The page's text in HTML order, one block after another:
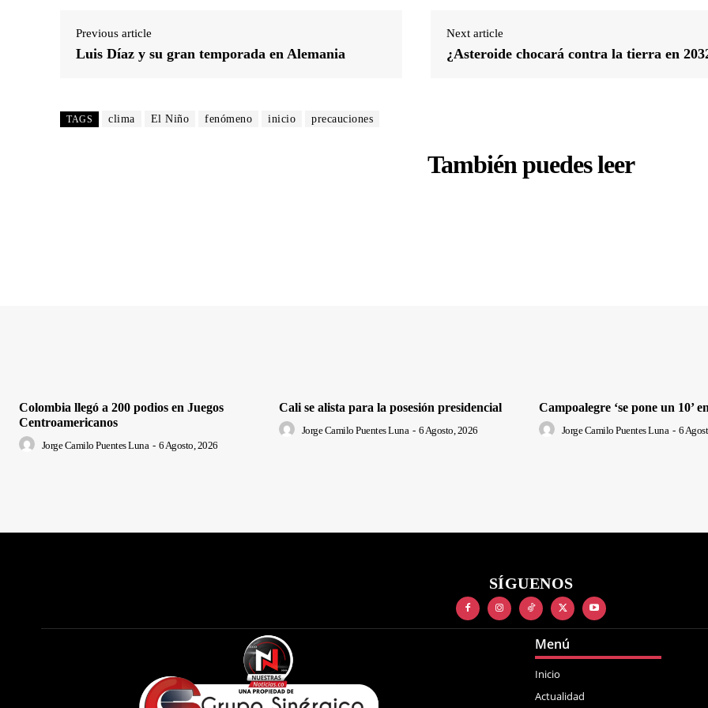
Previous article
Luis Díaz y su gran temporada en Alemania
Next article
¿Asteroide chocará contra la tierra en
TAGS clima El Niño fenómeno inicio precauciones
También puedes leer
Colombia llegó a 200 podios en Juegos
Centroamericanos
Jorge Camilo Puentes Luna - 6 Agosto, 2026
Cali se alista para la posesión presidencial
Jorge Camilo Puentes Luna - 6 Agosto, 2026
Campoalegre ‘se pone un 10’
Jorge Camilo Puentes Luna - 6
SÍGUENOS
Menú
Inicio
Actualidad